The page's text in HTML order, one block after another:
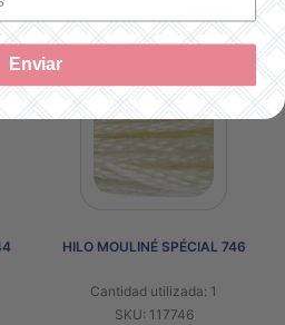
- +
HILO MOULINÉ SPÉCIAL 746
Cantidad utilizada: 1
SKU: 117746
Enviar